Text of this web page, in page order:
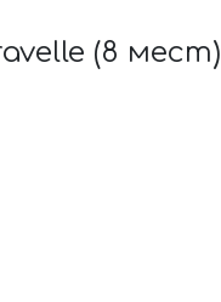
(8 мест)